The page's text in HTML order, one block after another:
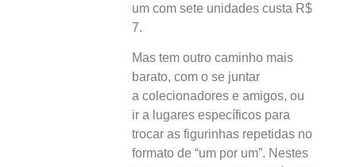
um com sete unidades custa R$
7.
Mas tem outro caminho mais
barato, com o se juntar
a colecionadores e amigos, ou
ir a lugares específicos para
trocar as figurinhas repetidas no
formato de “um por um”. Nestes